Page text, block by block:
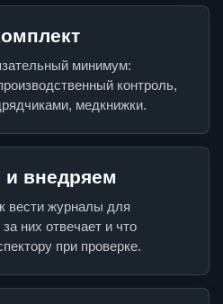
минимум:
контроль,
медкнижки.
внедряем
вести журналы для
них отвечает и что
при проверке.